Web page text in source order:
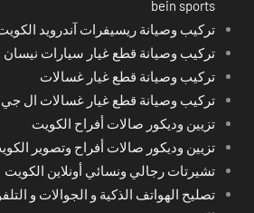
bein sports
تركيب وصيانة ريسيفرات آندرويد
تركيب وصيانة قطع غيار سيارات نيسان
تركيب وصيانة قطع غيار غسالات
تركيب وصيانة قطع غيار غسالات ال جي
تزيين وديكور صالات أفراح الكويت
تزيين وديكور صالات أفراح وتصوير
تشيرتات رجالي ونسائي أونلاين الكويت
تصليح الهواتف الذكية و الجوالات و